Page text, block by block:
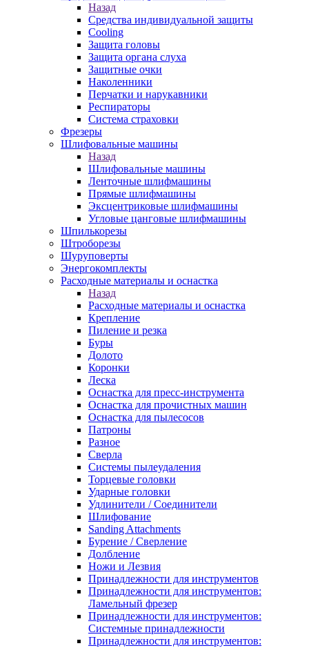
Назад
Средства индивидуальной защиты
Cooling
Защита головы
Защита органа слуха
Защитные очки
Наколенники
Перчатки и нарукавники
Респираторы
Система страховки
Фрезеры
Шлифовальные машины
Назад
Шлифовальные машины
Ленточные шлифмашины
Прямые шлифмашины
Эксцентриковые шлифмашины
Угловые цанговые шлифмашины
Шпилькорезы
Штроборезы
Шуруповерты
Энергокомплекты
Расходные материалы и оснастка
Назад
Расходные материалы и оснастка
Крепление
Пиление и резка
Буры
Долото
Коронки
Леска
Оснастка для пресс-инструмента
Оснастка для прочистных машин
Оснастка для пылесосов
Патроны
Разное
Сверла
Системы пылеудаления
Торцевые головки
Ударные головки
Удлинители / Соединители
Шлифование
Sanding Attachments
Бурение / Сверление
Долбление
Ножи и Лезвия
Принадлежности для инструментов
Принадлежности для инструментов:
Ламельный фрезер
Принадлежности для инструментов:
Системные принадлежности
Принадлежности для инструментов: